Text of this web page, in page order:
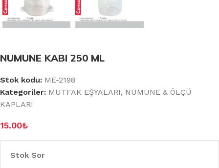
NUMUNE KABI 250 ML
Stok kodu: ME-2198
Kategoriler: MUTFAK EŞYALARI, NUMUNE & ÖLÇÜ
KAPLARI
15.00₺
Stok Sor